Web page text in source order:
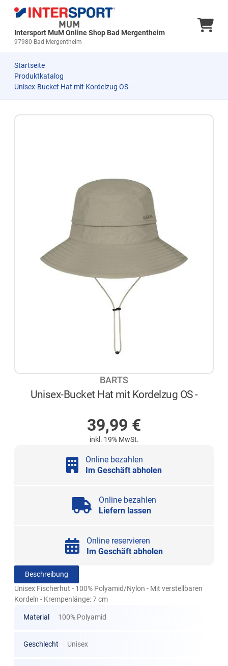
Intersport MuM Online Shop Bad Mergentheim
97980 Bad Mergentheim
Startseite
Produktkatalog
Unisex-Bucket Hat mit Kordelzug OS -
BARTS
Unisex-Bucket Hat mit Kordelzug OS -
39,99 €
inkl. 19% MwSt.
Online bezahlen
Im Geschäft abholen
Online bezahlen
Liefern lassen
Online reservieren
Im Geschäft abholen
Beschreibung
Unisex Fischerhut - 100% Polyamid/Nylon - Mit verstellbaren
Kordeln - Krempenlänge: 7 cm
Material 100% Polyamid
Geschlecht Unisex